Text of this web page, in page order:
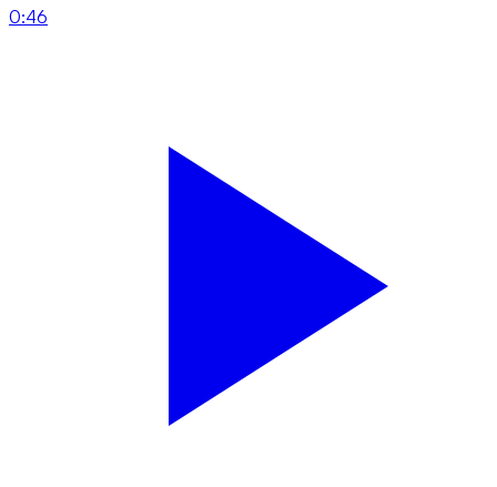
0:46